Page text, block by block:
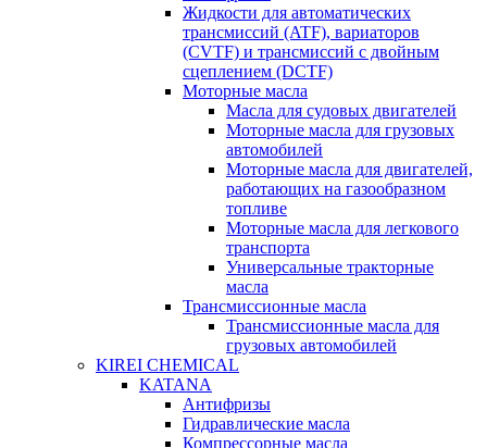
Жидкости для автоматических
трансмиссий (ATF), вариаторов
(CVTF) и трансмиссий с двойным
сцеплением (DCTF)
Моторные масла
Масла для судовых двигателей
Моторные масла для грузовых
автомобилей
Моторные масла для двигателей,
работающих на газообразном
топливе
Моторные масла для легкового
транспорта
Универсальные тракторные
масла
Трансмиссионные масла
Трансмиссионные масла для
грузовых автомобилей
KIREI CHEMICAL
KATANA
Антифризы
Гидравлические масла
Компрессорные масла